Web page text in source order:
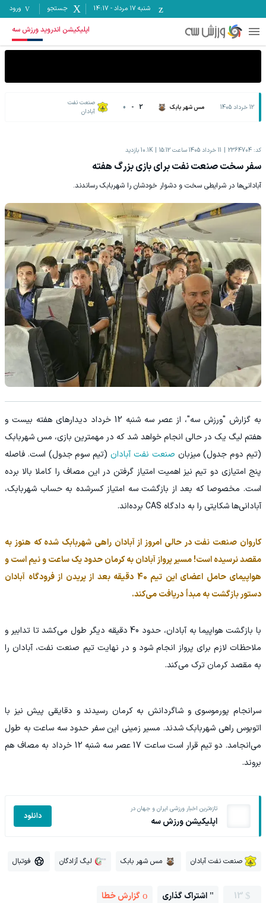
شنبه ۱۷ مرداد -
14:17 جستجو ورود
اپلیکیشن اندروید ورزش سه
12 خرداد 1405 مس شهر بابک 2
-
0
صنعت نفت
آبادان
کد: 2364704 11 خرداد 1405 ساعت 15:12 10.1K بازدید
سفر سخت صنعت نفت برای بازی بزرگ هفته
آبادانی‌ها در شرایطی سخت و دشوار خودشان را شهربابک رساندند.
به گزارش "ورزش سه"، از عصر سه شنبه 12 خرداد دیدارهای هفته بیست و
هفتم لیگ یک در حالی انجام خواهد شد که در مهمترین بازی، مس شهربابک
(تیم دوم جدول) میزبان صنعت نفت آبادان(تیم سوم جدول) است. فاصله
پنج امتیازی دو تیم نیز اهمیت امتیاز گرفتن در این مصاف را کاملا بالا برده
است. مخصوصا که بعد از بازگشت سه امتیاز کسرشده به حساب شهربابک،
آبادانی‌ها شکایتی را به دادگاه CAS برده‌اند.
کاروان صنعت نفت در حالی امروز از آبادان راهی شهربابک شده که هنوز به
مقصد نرسیده است! مسیر پرواز آبادان به کرمان حدود یک ساعت و نیم است و
هواپیمای حامل اعضای این تیم 40 دقیقه بعد از پریدن از فرودگاه آبادان
دستور بازگشت به مبدأ دریافت می‌کند.
با بازگشت هواپیما به آبادان، حدود 40 دقیقه دیگر طول می‌کشد تا تدابیر و
ملاحظات لازم برای پرواز انجام شود و در نهایت تیم صنعت نفت، آبادان را
به مقصد کرمان ترک می‌کند.
سرانجام پورموسوی و شاگردانش به کرمان رسیدند و دقایقی پیش نیز با
اتوبوس راهی شهربابک شدند. مسیر زمینی این سفر حدود سه ساعت به طول
می‌انجامد. دو تیم قرار است ساعت 17 عصر سه شنبه 12 خرداد به مصاف هم
بروند.
تازه‌ترین اخبار ورزشی ایران و جهان در
اپلیکیشن ورزش سه دانلود
صنعت نفت آبادان مس شهر بابک لیگ آزادگان فوتبال
13 اشتراک گذاری گزارش خطا